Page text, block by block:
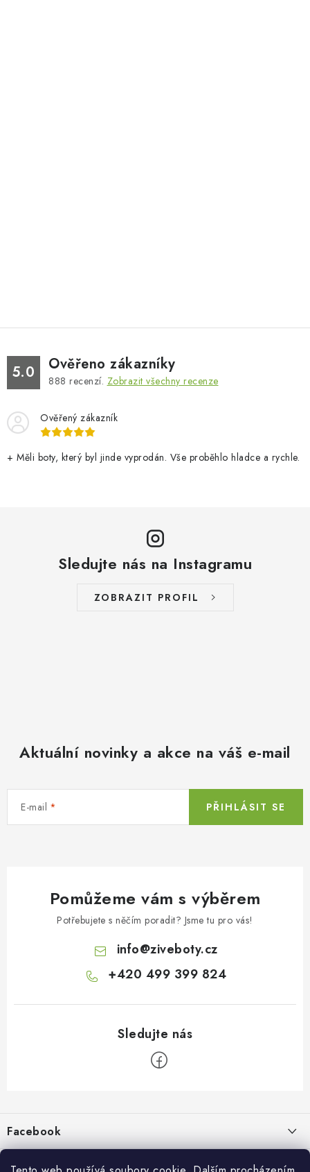
5.0 Ověřeno zákazníky
888 recenzí. Zobrazit všechny recenze
Ověřený zákazník
+ Měli boty, který byl jinde vyprodán. Vše proběhlo hladce a rychle.
Sledujte nás na Instagramu
ZOBRAZIT PROFIL
Aktuální novinky a akce na váš e-mail
E-mail PŘIHLÁSIT SE
Pomůžeme vám s výběrem
Potřebujete s něčím poradit? Jsme tu pro vás!
info@ziveboty.cz
+420 499 399 824
t
Facebook
Informace pro vás